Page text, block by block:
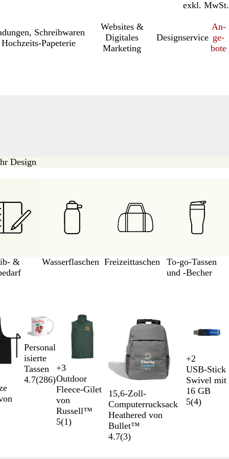
inkl. MwSt.
exkl. MwSt.
Schreib­wa­ren
Papeterie
Websites &
Digitales
Marketing
Designservice
An­­
ge­­
bo­­te
Design
&
Wasserflaschen Freizeittaschen
To-go-Tassen
und -Becher
Personal
isierte
Tassen
4.7(286)
W
e
i
n
r
o
F
l
a
s
c
h
S
c
h
w
a
r
F
r
a
n
z
ö
+3
Outdoor
Fleece-Gilet
von
Russell™
5(1)
15,6-Zoll-
Computerrucksack
Heathered von
Bullet™
4.7(3)
S
c
h
w
a
B
l
a
u
L
i
l
a
G
r
ü
n
+2
USB-Stick
Swivel mit
16 GB
5(4)